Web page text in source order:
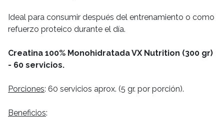
Ideal para consumir después del entrenamiento o como
refuerzo proteico durante el día.
Creatina 100% Monohidratada VX Nutrition (300 gr)
- 60 servicios.
Porciones: 60 servicios aprox. (5 gr. por porción).
Beneficios: